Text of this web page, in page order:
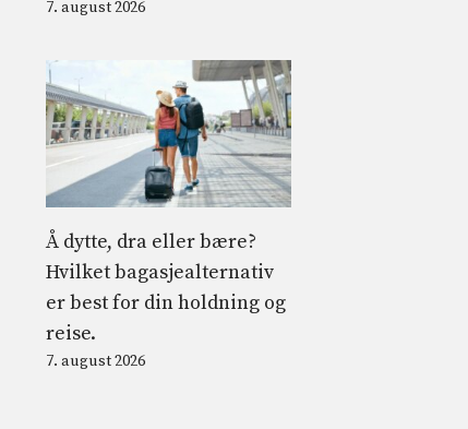
7. august 2026
Å dytte, dra eller bære?
Hvilket bagasjealternativ
er best for din holdning og
reise.
7. august 2026